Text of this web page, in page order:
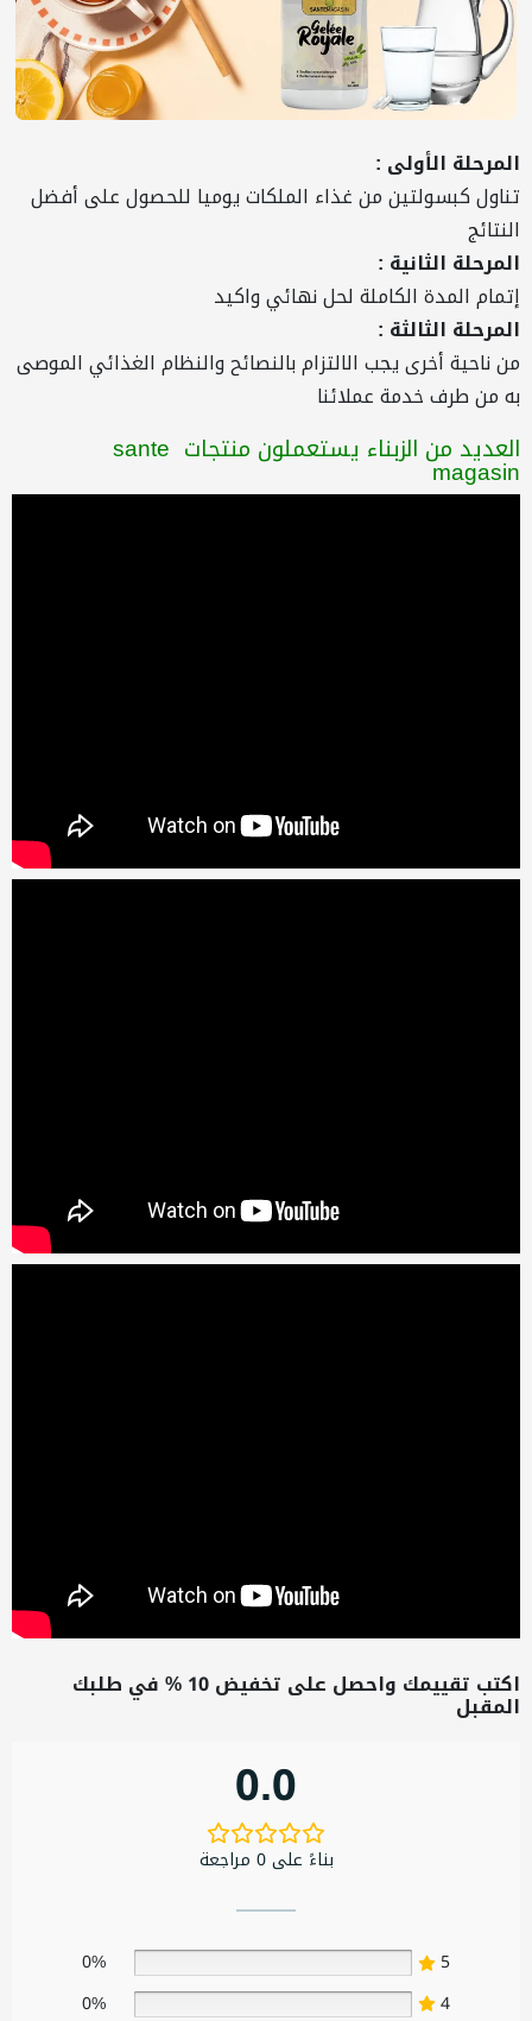
المرحلة الأولى :
تناول كبسولتين من غذاء الملكات يوميا للحصول على أفضل
النتائج
المرحلة الثانية :
إتمام المدة الكاملة لحل نهائي واكيد
المرحلة الثالثة :
من ناحية أخرى يجبالالتزام بالنصائح والنظام الغذائي الموصى
به من طرف خدمة عملائنا
العديد من الزبناء يستعملون منتجات sante
magasin
اكتب تقييمك واحصل على تخفيض 10 % في طلبك
المقبل
0.0
بناءً على 0 مراجعة
5
0%
4
0%